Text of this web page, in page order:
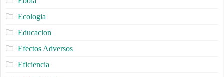
Ecologia
Educacion
Efectos Adversos
Eficiencia